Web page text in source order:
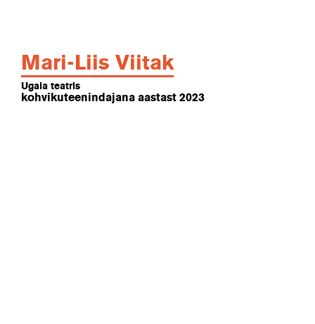
Mari-Liis Viitak
Ugala teatris
kohvikuteenindajana aastast 2023